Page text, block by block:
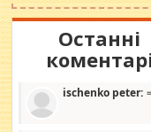
Останні
ischenko peter: